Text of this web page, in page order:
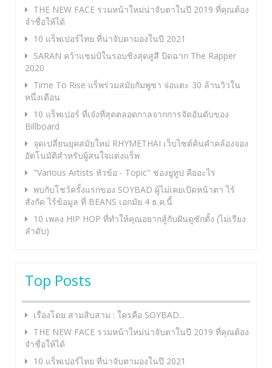
THE NEW FACE รวมหน้าใหม่น่าจับตาในปี 2019 ที่คุณต้อง
จำชื่อให้ได้
10 แร็พเปอร์ไทย ที่น่าจับตามองในปี 2021
SARAN คว้าแชมป์ในรอบชิงสุดสูสี ปิดฉาก The Rapper
2020
Time To Rise แร็พร่วมสมัยกัมพูชา จ่อแตะ 30 ล้านวิวใน
หนึ่งเดือน
10 แร็พเปอร์ ที่เจ๋งที่สุดตลอดกาลจากการจัดอันดับของ
Billboard
จุดเปลี่ยนยุคสมัยใหม่ RHYMETHAI เว็บไซต์ค้นคำคล้องจอง
อัตโนมัติสำหรับผู้สนใจแต่งแร็พ
"Various Artists หัวข้อ - Topic" ช่องยูทูป คืออะไร
พบกับโชว์ครั้งแรกของ SOYBAD ผู้ไม่เคยเปิดหน้าตา ไร้
สังกัด ไร้ข้อมูล ที่ BEANS เอกมัย 4 ธ.ค.นี้
10 เพลง HIP HOP ที่ทำให้คุณอยากสู้กับฝันดูซักตั้ง (ไม่เรียง
ลำดับ)
Top Posts
เรื่องโดย สามสิบสาม : ใครคือ SOYBAD...
THE NEW FACE รวมหน้าใหม่น่าจับตาในปี 2019 ที่คุณต้อง
จำชื่อให้ได้
10 แร็พเปอร์ไทย ที่น่าจับตามองในปี 2021